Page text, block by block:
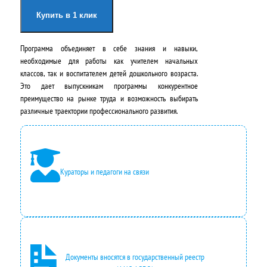
ч
а
л
ь
н
а
я
ц
е
н
а
с
я
ц
е
н
а
:
2
0
0
Купить в 1 клик
Программа объединяет в себе знания и навыки,
необходимые для работы как учителем начальных
классов, так и воспитателем детей дошкольного возраста.
Это дает выпускникам программы конкурентное
преимущество на рынке труда и возможность выбирать
различные траектории профессионального развития.
Кураторы и педагоги на связи
Документы вносятся в государственный реестр